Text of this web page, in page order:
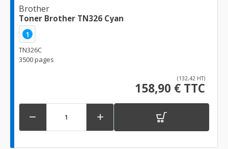
Brother
Toner Brother TN326 Cyan
1
TN326C
3500 pages
(132,42 HT)
158,90 € TTC
 